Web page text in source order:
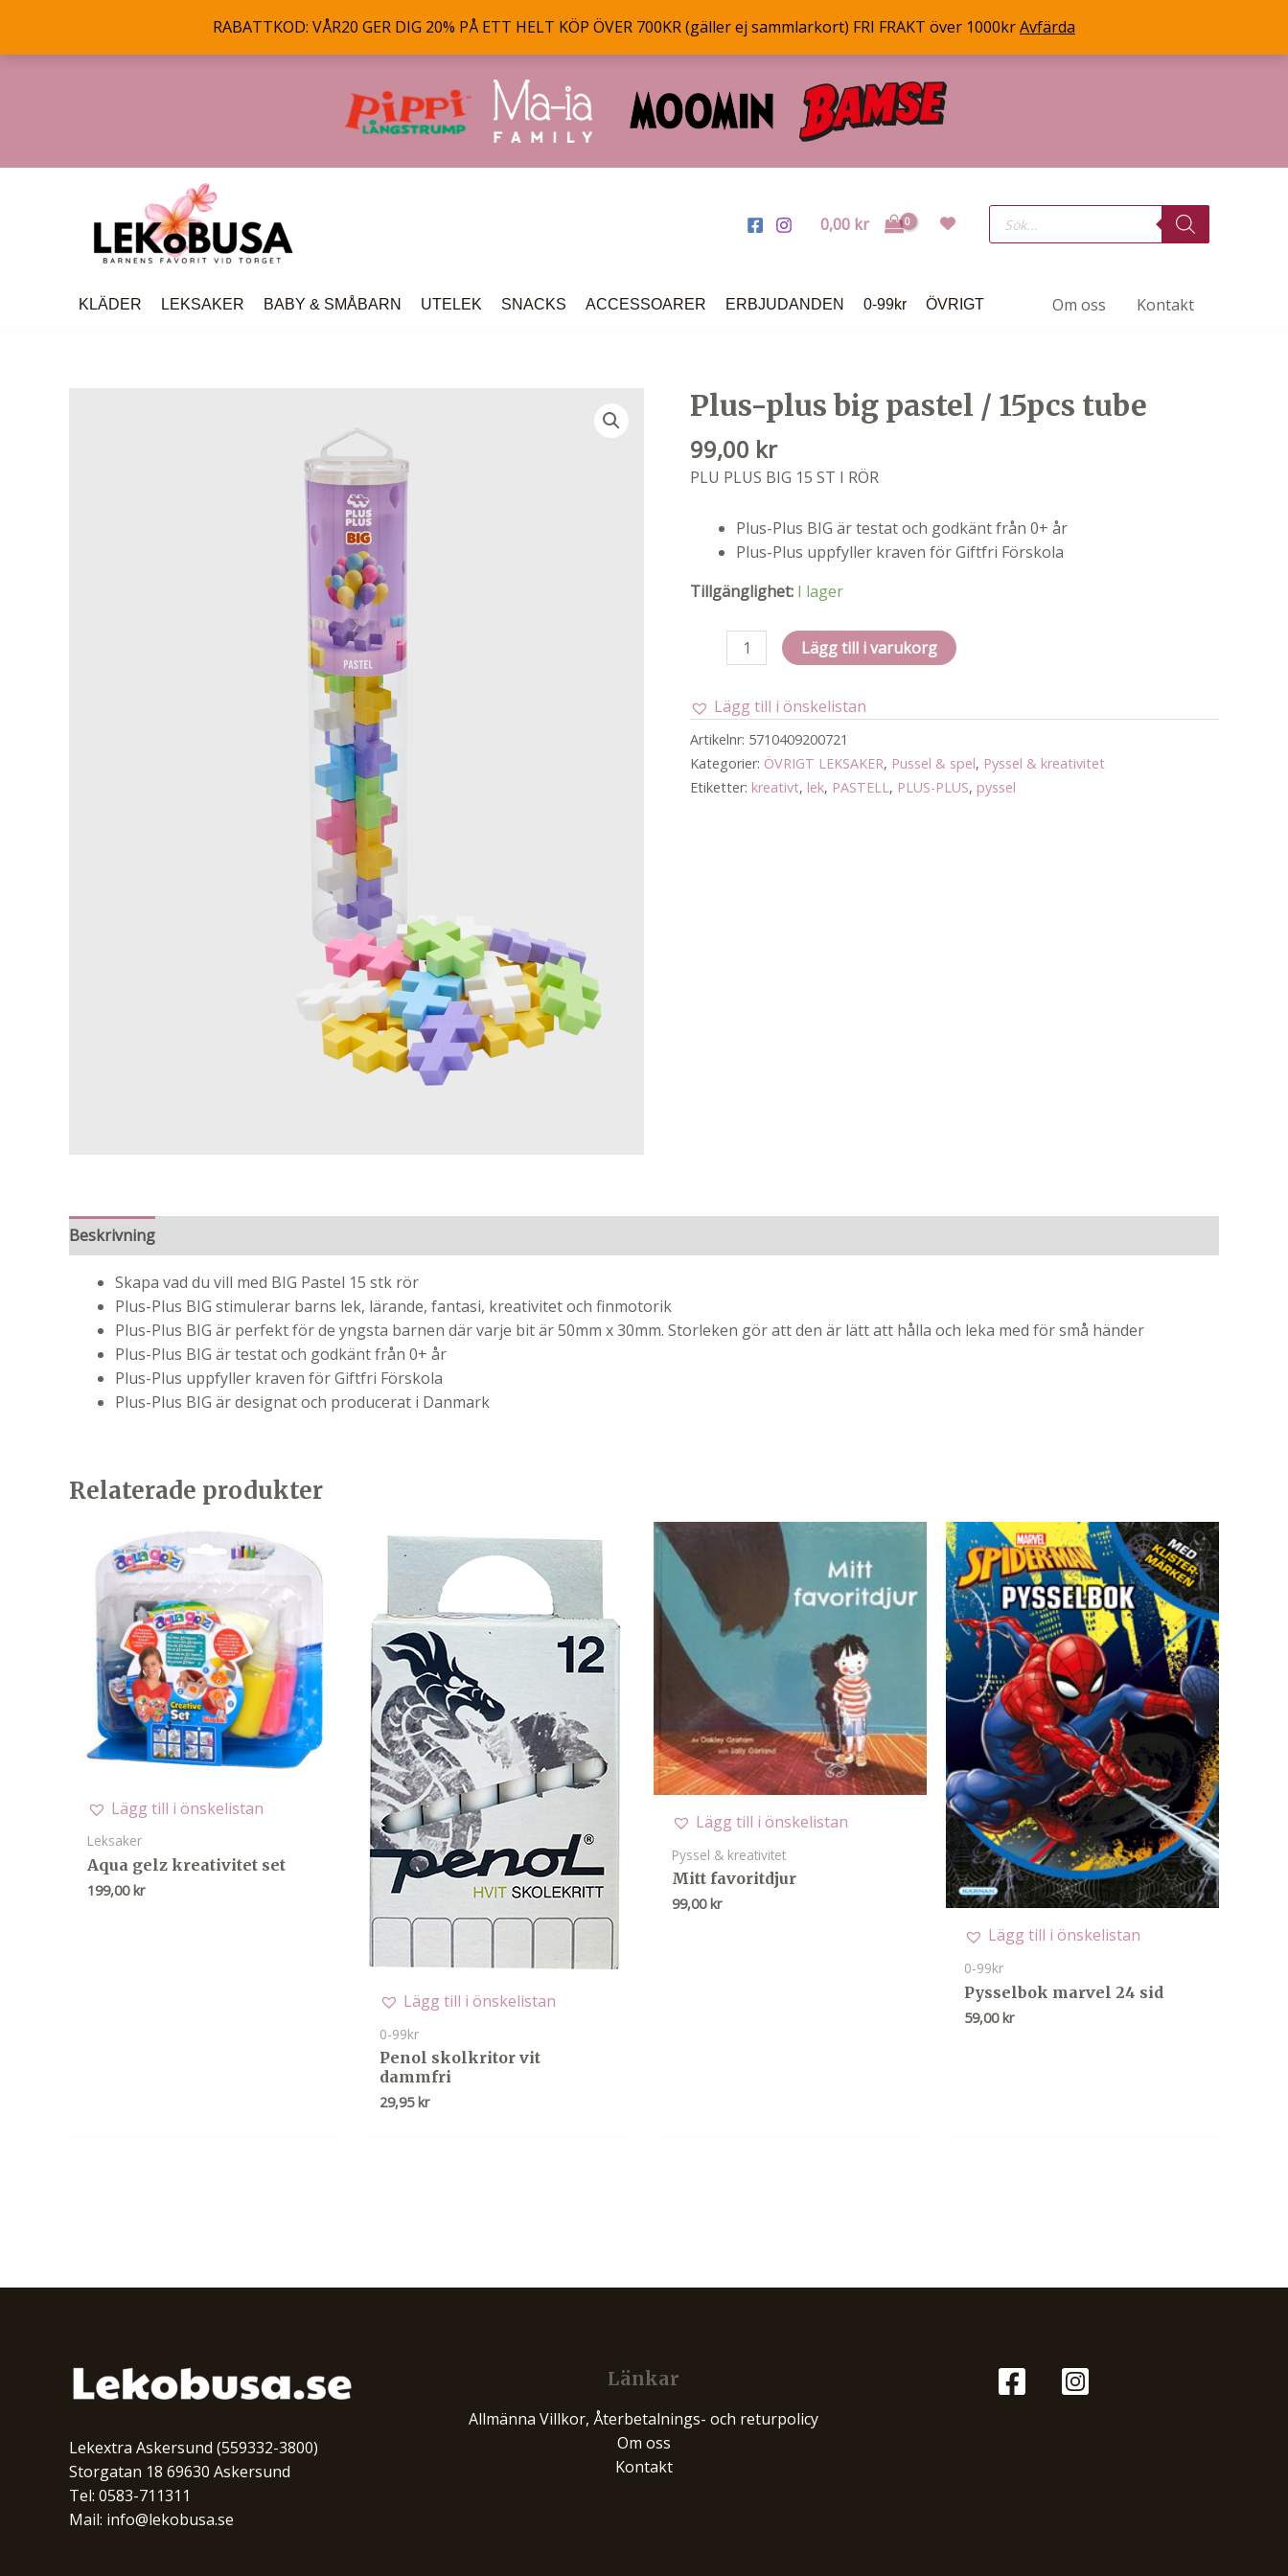
RABATTKOD: VÅR20 GER DIG 20% PÅ ETT HELT KÖP ÖVER 700KR (gäller ej sammlarkort) FRI FRAKT över 1000krAvfärda
0,00 kr
Products
search
KLÄDER LEKSAKER BABY & SMÅBARN UTELEK SNACKS ACCESSOARER ERBJUDANDEN 0-99kr ÖVRIGT Om oss Kontakt
Plus-plus big pastel / 15pcs tube
99,00 kr
PLU PLUS BIG 15 ST I RÖR
Plus-Plus BIG är testat och godkänt från 0+ år
Plus-Plus uppfyller kraven för Giftfri Förskola
Tillgänglighet: I lager
pastel
/
15pcs
tube
Lägg till i varukorg
Lägg till i önskelistan
Artikelnr: 5710409200721
Kategorier: ÖVRIGT LEKSAKER, Pussel & spel, Pyssel & kreativitet
Etiketter: kreativt, lek, PASTELL , PLUS-PLUS, pyssel
Beskrivning
Skapa vad du vill med BIG Pastel 15 stk rör
Plus-Plus BIG stimulerar barns lek, lärande, fantasi, kreativitet och finmotorik
Plus-Plus BIG är perfekt för de yngsta barnen där varje bit är 50mm x 30mm. Storleken gör att den är lätt att hålla och leka med för små händer
Plus-Plus BIG är testat och godkänt från 0+ år
Plus-Plus uppfyller kraven för Giftfri Förskola
Plus-Plus BIG är designat och producerat i Danmark
Relaterade produkter
Lägg till i önskelistan
Leksaker
Aqua gelz kreativitet set
199,00kr
Lägg till i önskelistan
0-99kr
Penol skolkritor vit
dammfri
29,95 kr
Lägg till i önskelistan
Pyssel & kreativitet
Mitt favoritdjur
99,00 kr
Lägg till i önskelistan
0-99kr
Pysselbok marvel 24 sid
59,00kr
Lekextra Askersund (559332-3800)
Storgatan 18 69630 Askersund
Tel: 0583-711311
Mail: info@lekobusa.se
Länkar
Allmänna Villkor, Återbetalnings- och returpolicy
Om oss
Kontakt